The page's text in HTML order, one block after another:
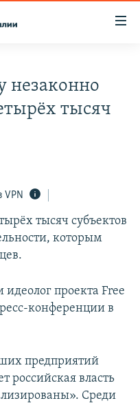
СОПРОТИВЛЕНИЯ
незаконно
тысяч
VPN
тысяч субъектов
которым
проекта Free
конференции в
предприятий
российская власть
Среди